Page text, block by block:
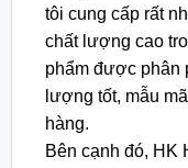
tôi cung cấp rất
chất lượng cao
phẩm được phân
lượng tốt, mẫu
hàng.
Bên cạnh đó, HK